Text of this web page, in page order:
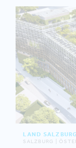
LAND SALZBURG
SALZBURG |